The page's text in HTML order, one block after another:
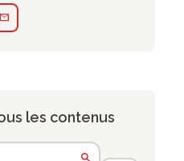
mail
les contenus